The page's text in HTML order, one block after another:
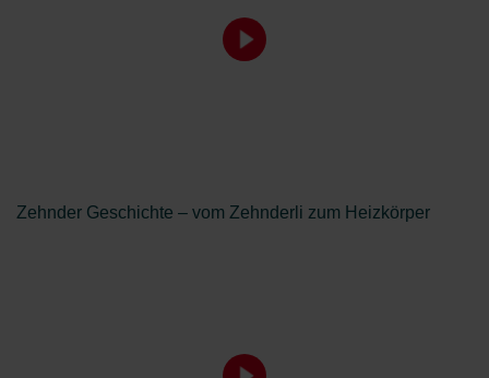
Zehnder Geschichte – vom Zehnderli zum Heizkörper